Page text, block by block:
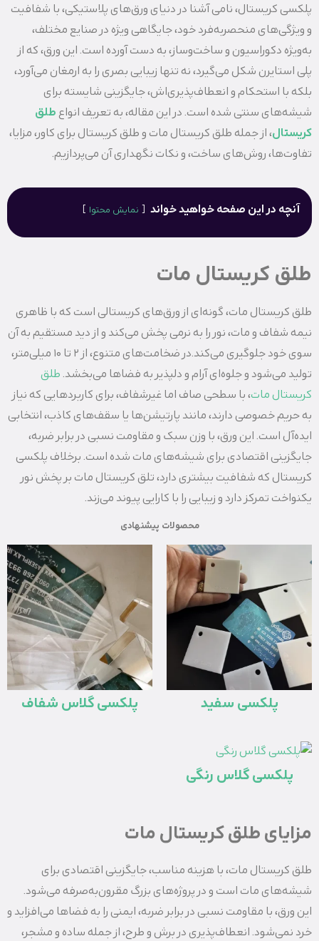
پلکسی کریستال، نامی آشنا در دنیای ورق‌های پلاستیکی، با شفافیت
و ویژگی‌های منحصربه‌فرد خود، جایگاهی ویژه در صنایع مختلف،
به‌ویژه دکوراسیون و ساخت‌وساز، به دست آورده است. این ورق، که از
پلی‌ استایرن شکل می‌گیرد، نه‌ تنها زیبایی بصری را به ارمغان می‌آورد،
بلکه با استحکام و انعطاف‌پذیری‌اش، جایگزینی شایسته برای
شیشه‌های سنتی شده است. در این مقاله، به تعریف انواع طلق
کریستال، از جمله طلق کریستال مات و طلق کریستال برای کاور، مزایا،
تفاوت‌ها، روش‌های ساخت، و نکات نگهداری آن می‌پردازیم.
آنچه در این صفحه خواهید خواند نمایش محتوا
طلق کریستال مات
طلق کریستال مات، گونه‌ای از ورق‌های کریستالی است که با ظاهری
نیمه‌ شفاف و مات، نور را به نرمی پخش می‌کند و از دید مستقیم به آن
سوی خود جلوگیری می‌کند.در ضخامت‌های متنوع، از 2 تا 10 میلی‌متر،
تولید می‌شود و جلوه‌ای آرام و دلپذیر به فضاها می‌بخشد.طلق
کریستال مات، با سطحی صاف اما غیرشفاف، برای کاربردهایی که نیاز
به حریم خصوصی دارند، مانند پارتیشن‌ها یا سقف‌های کاذب، انتخابی
ایده‌آل است. این ورق، با وزن سبک و مقاومت نسبی در برابر ضربه،
جایگزینی اقتصادی برای شیشه‌های مات شده است. برخلاف پلکسی
کریستال که شفافیت بیشتری دارد، تلق کریستال مات بر پخش نور
یکنواخت تمرکز دارد و زیبایی را با کارایی پیوند می‌زند.
محصولات پیشنهادی
پلکسی سفید پلکسی گلاس شفاف
پلکسی گلاس رنگی
مزایای طلق کریستال مات
طلق کریستال مات، با هزینه مناسب، جایگزینی اقتصادی برای
شیشه‌های مات است و در پروژه‌های بزرگ مقرون‌به‌صرفه می‌شود.
این ورق، با مقاومت نسبی در برابر ضربه، ایمنی را به فضاها می‌افزاید و
خرد نمی‌شود. انعطاف‌پذیری در برش و طرح، از جمله ساده و مشجر،